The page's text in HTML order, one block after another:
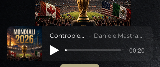
Contropiede Daniele Mastracci
-00:20